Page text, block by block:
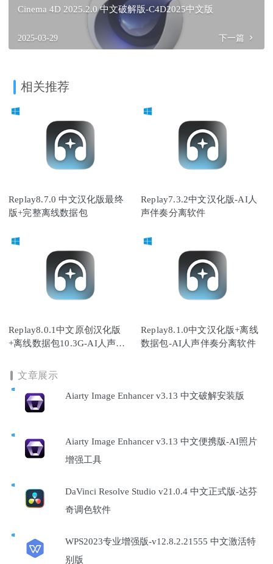
Cinema 4D 2025.2.0 中文破解版-C4D2025中文版
2025-03-29 下一篇
相关推荐
Replay8.7.0 中文汉化版最终
版+完整离线数据包
Replay7.3.2中文汉化版-AI人
声伴奏分离软件
Replay8.0.1中文原创汉化版
+离线数据包10.3G-AI人声伴
Replay8.1.0中文汉化版+离线
数据包-AI人声伴奏分离软件
文章展示
Aiarty Image Enhancer v3.13 中文破解安装版
Aiarty Image Enhancer v3.13 中文便携版-AI照片
增强工具
DaVinci Resolve Studio v21.0.4 中文正式版-达芬
奇调色软件
WPS2023专业增强版-v12.8.2.21555 中文激活特
别版